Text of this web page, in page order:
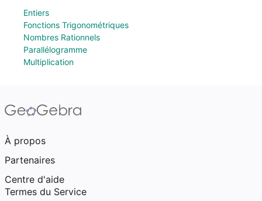
Entiers
Fonctions Trigonométriques
Nombres Rationnels
Parallélogramme
Multiplication
À propos
Partenaires
Centre d'aide
Termes du Service